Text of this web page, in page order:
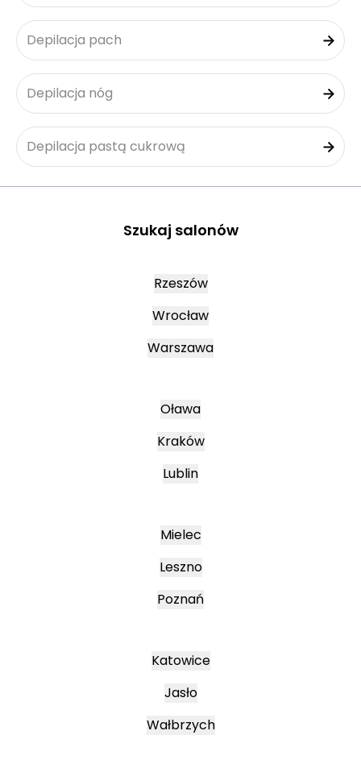
Depilacja pach
Depilacja nóg
Depilacja pastą cukrową
Szukaj salonów
Rzeszów
Wrocław
Warszawa
Oława
Kraków
Lublin
Mielec
Leszno
Poznań
Katowice
Jasło
Wałbrzych